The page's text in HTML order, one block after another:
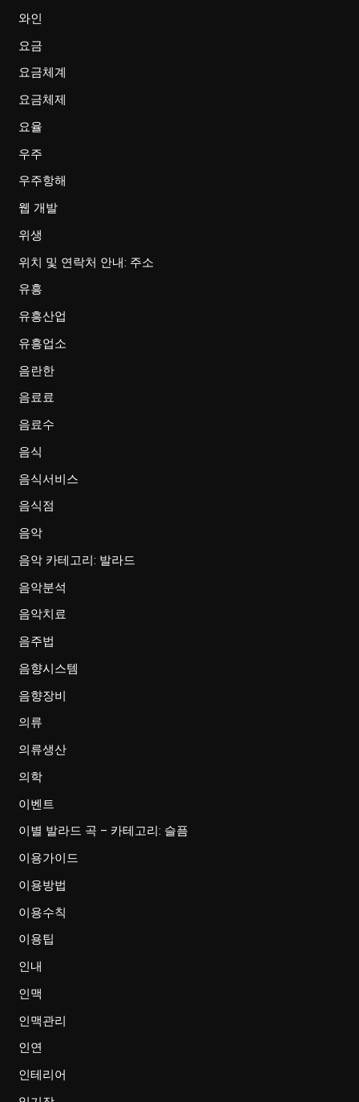
와인
요금
요금체계
요금체제
요율
우주
우주항해
웹 개발
위생
위치 및 연락처 안내: 주소
유흥
유흥산업
유흥업소
음란한
음료료
음료수
음식
음식서비스
음식점
음악
음악 카테고리: 발라드
음악분석
음악치료
음주법
음향시스템
음향장비
의류
의류생산
의학
이벤트
이별 발라드 곡 – 카테고리: 슬픔
이용가이드
이용방법
이용수칙
이용팁
인내
인맥
인맥관리
인연
인테리어